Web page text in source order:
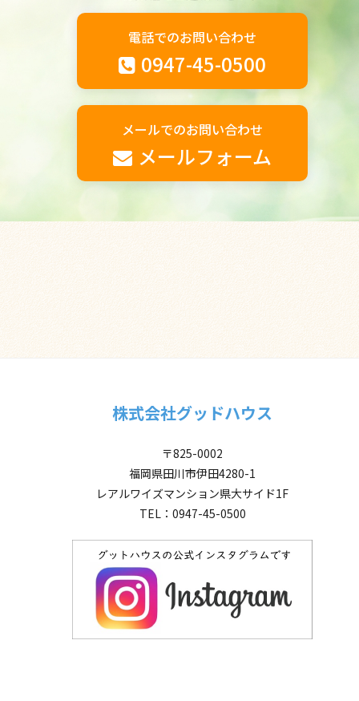
電話でのお問い合わせ
0947-45-0500
メールでのお問い合わせ
メールフォーム
株式会社グッドハウス
〒825-0002
福岡県田川市伊田4280-1
レアルワイズマンション県大サイド1F
TEL：0947-45-0500